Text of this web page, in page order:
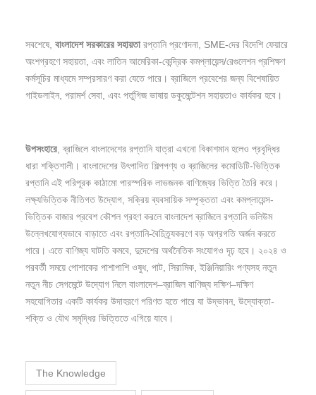
সবশেষে, বাংলাদেশসরকারের সহায়তারপ্তানি প্রণোদনা, SME-দের বিদেশি ফেয়ারে
অংশগ্রহণে সহায়তা, এবং লাতিন আমেরিকা-কেন্দ্রিক কমপ্লায়েন্স/রেগুলেশন প্রশিক্ষণ
কর্মসূচির মাধ্যমে সম্প্রসারণ করা যেতে পারে। ব্রাজিলে প্রবেশের জন্য বিশেষায়িত
গাইডলাইন, পরামর্শ সেবা, এবং পর্তুগিজ ভাষায় ডকুমেন্টেশন সহায়তাও কার্যকর হবে।
উপসংহারে, ব্রাজিলে বাংলাদেশের রপ্তানি যাত্রা এখনো বিকাশমান হলেও প্রবৃদ্ধির
ধারা শক্তিশালী। বাংলাদেশের উৎপাদিত শিল্পপণ্য ও ব্রাজিলের কমোডিটি-ভিত্তিক
রপ্তানি এই পরিপূরক কাঠামো পারস্পরিক লাভজনক বাণিজ্যের ভিত্তি তৈরি করে।
লক্ষ্যভিত্তিক নীতিগত উদ্যোগ, সক্রিয় ব্যবসায়িক সম্পৃক্ততা এবং কমপ্লায়েন্স-
ভিত্তিক বাজার প্রবেশ কৌশল গ্রহণ করলে বাংলাদেশ ব্রাজিলে রপ্তানি ভলিউম
উল্লেখযোগ্যভাবে বাড়াতে এবং রপ্তানি-বৈচিত্র্যকরণে বড় অগ্রগতি অর্জন করতে
পারে। এতে বাণিজ্য ঘাটতি কমবে, দুদেশের অর্থনৈতিক সংযোগও দৃঢ় হবে। ২০২৪ ও
পরবর্তী সময়ে পোশাকের পাশাপাশি ওষুধ, পাট, সিরামিক, ইঞ্জিনিয়ারিং পণ্যসহ নতুন
নতুন নীচ সেগমেন্টে উদ্যোগ নিলে বাংলাদেশ–ব্রাজিল বাণিজ্য দক্ষিণ–দক্ষিণ
সহযোগিতার একটি কার্যকর উদাহরণে পরিণত হতে পারে যা উদ্ভাবন, উদ্যোক্তা-
শক্তি ও যৌথ সমৃদ্ধির ভিত্তিতে এগিয়ে যাবে।
The Knowledge